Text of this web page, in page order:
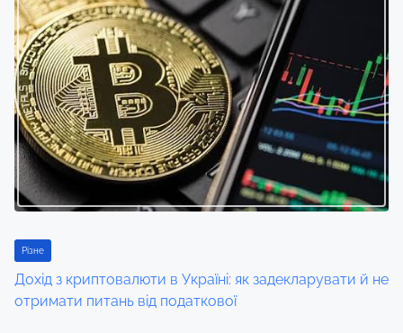
a
v
i
g
a
t
i
o
n
Різне
Дохід з криптовалюти в Україні: як задекларувати й не
отримати питань від податкової